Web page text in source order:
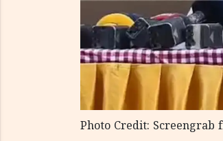
Photo Credit: Screengrab